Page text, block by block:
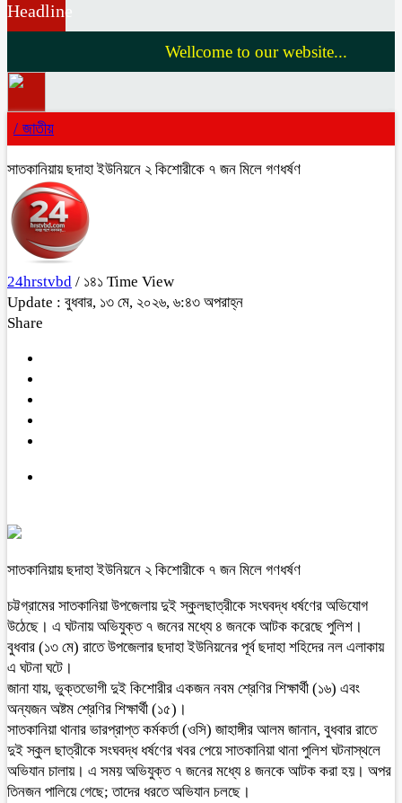
Headline
Wellcome to our website...
/ জাতীয়
সাতকানিয়ায় ছদাহা ইউনিয়নে ২ কিশোরীকে ৭ জন মিলে গণধর্ষণ
24hrstvbd / ১৪১ Time View
Update : বুধবার, ১৩ মে, ২০২৬, ৬:৪৩ অপরাহ্ন
Share
সাতকানিয়ায় ছদাহা ইউনিয়নে ২ কিশোরীকে ৭ জন মিলে গণধর্ষণ
চট্টগ্রামের সাতকানিয়া উপজেলায় দুই স্কুলছাত্রীকে সংঘবদ্ধ ধর্ষণের অভিযোগ
উঠেছে। এ ঘটনায় অভিযুক্ত ৭ জনের মধ্যে ৪ জনকে আটক করেছে পুলিশ।
বুধবার (১৩ মে) রাতে উপজেলার ছদাহা ইউনিয়নের পূর্ব ছদাহা শহিদের নল এলাকায়
এ ঘটনা ঘটে।
জানা যায়, ভুক্তভোগী দুই কিশোরীর একজন নবম শ্রেণির শিক্ষার্থী (১৬) এবং
অন্যজন অষ্টম শ্রেণির শিক্ষার্থী (১৫)।
সাতকানিয়া থানার ভারপ্রাপ্ত কর্মকর্তা (ওসি) জাহাঙ্গীর আলম জানান, বুধবার রাতে
দুই স্কুল ছাত্রীকে সংঘবদ্ধ ধর্ষণের খবর পেয়ে সাতকানিয়া থানা পুলিশ ঘটনাস্থলে
অভিযান চালায়। এ সময় অভিযুক্ত ৭ জনের মধ্যে ৪ জনকে আটক করা হয়। অপর
তিনজন পালিয়ে গেছে; তাদের ধরতে অভিযান চলছে।